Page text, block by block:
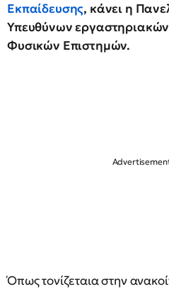
Εκπαίδευσης, κάνει η
Υπευθύνων
Φυσικών Επιστημών.
Όπως τονίζεταια στην